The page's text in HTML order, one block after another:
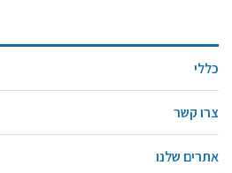
כללי
צרו קשר
אתרים שלנו